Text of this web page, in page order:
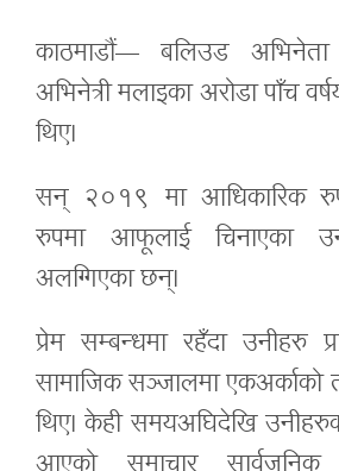
काठमाडौं— बलिउड
अभिनेत्री मलाइका अरोडा पाँच
थिए।
सन् २०१९ मा आधिकारिक
रुपमा आफूलाई चिनाएका
अलग्गिएका छन्।
प्रेम सम्बन्धमा रहँदा उनीहरु
सामाजिक सञ्जालमा एकअर्काको
थिए। केही समयअघिदेखि